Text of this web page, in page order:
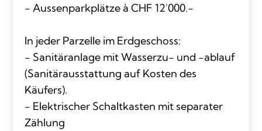
- Aussenparkplätze à CHF 12'000.-
In jeder Parzelle im Erdgeschoss:
- Sanitäranlage mit Wasserzu- und -ablauf
(Sanitärausstattung auf Kosten des
Käufers).
- Elektrischer Schaltkasten mit separater
Zählung